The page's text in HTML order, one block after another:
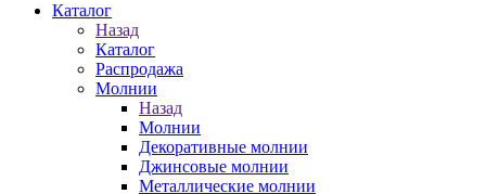
Каталог
Назад
Каталог
Распродажа
Молнии
Назад
Молнии
Декоративные молнии
Джинсовые молнии
Металлические молнии